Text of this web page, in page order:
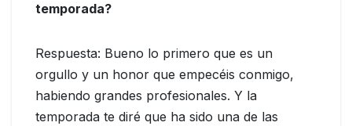
temporada?
Respuesta: Bueno lo primero que es un
orgullo y un honor que empecéis conmigo,
habiendo grandes profesionales. Y la
temporada te diré que ha sido una de las